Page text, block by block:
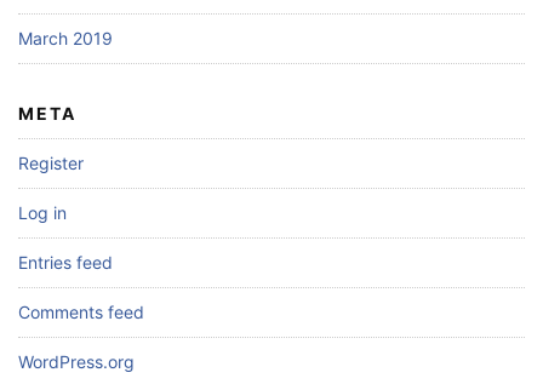
March 2019
META
Register
Log in
Entries feed
Comments feed
WordPress.org